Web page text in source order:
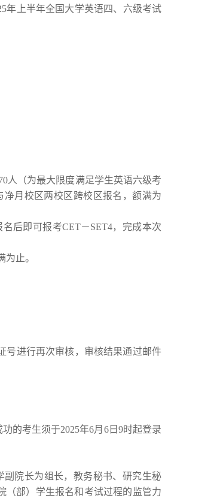
5年 上半年全国大学英语四、六级考试
人（为最大限度满足学生英语六级考
月校区两校区跨校区报名，额满为
后即可报考CET－SET4，完成本次
止。
号进行再次审核，审核结果通过邮件
的考生须于2025年6月 6日 9时起登录
院长为组长，教务秘书、研究生秘
（部）学生报名和考试过程的监管力